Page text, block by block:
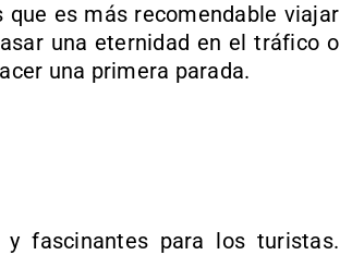
es más recomendable viajar
una eternidad en el tráfico o
una primera parada.
fascinantes para los turistas.